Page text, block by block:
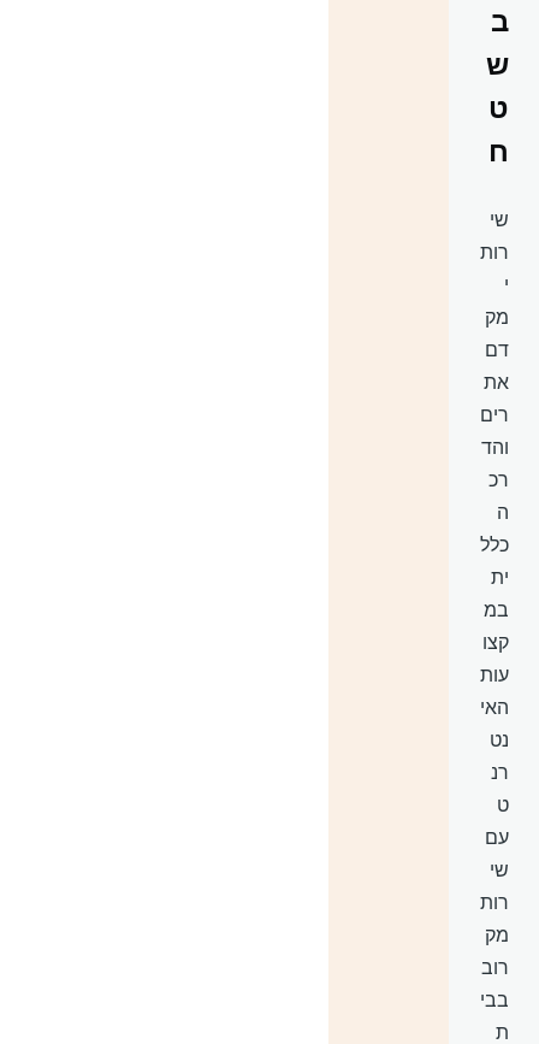
ב
ש
ט
ח
שי
רות
מק
דם
את
רים
והד
רכ
ה
כלל
ית
במ
קצו
עות
האי
נט
רנ
ט
עם
שי
רות
מק
רוב
בבי
ת